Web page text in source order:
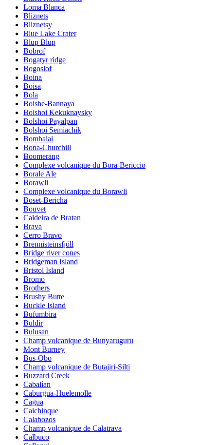
Loma Blanca
Bliznets
Bliznetsy
Blue Lake Crater
Blup Blup
Bobrof
Bogatyr ridge
Bogoslof
Boina
Boisa
Bola
Bolshe-Bannaya
Bolshoi Kekuknaysky
Bolshoi Payalpan
Bolshoi Semiachik
Bombalai
Bona-Churchill
Boomerang
Complexe volcanique du Bora-Bericcio
Borale Ale
Borawli
Complexe volcanique du Borawli
Boset-Bericha
Bouvet
Caldeira de Bratan
Brava
Cerro Bravo
Brennisteinsfjöll
Bridge river cones
Bridgeman Island
Bristol Island
Bromo
Brothers
Brushy Butte
Buckle Island
Bufumbira
Buldir
Bulusan
Champ volcanique de Bunyaruguru
Mont Burney
Bus-Obo
Champ volcanique de Butajiri-Silti
Buzzard Creek
Cabalían
Caburgua-Huelemolle
Cagua
Caichinque
Calabozos
Champ volcanique de Calatrava
Calbuco